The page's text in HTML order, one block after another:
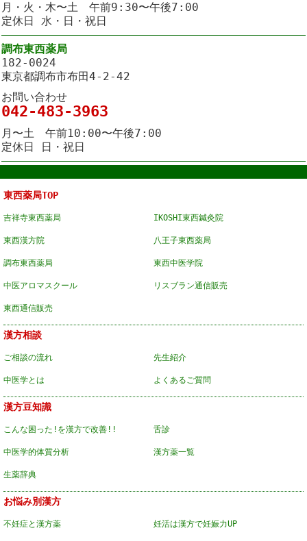
月・火・木〜土 午前9:30〜午後7:00
定休日 水・日・祝日
調布東西薬局
182-0024
東京都調布市布田4-2-42
お問い合わせ
042-483-3963
月〜土 午前10:00〜午後7:00
定休日 日・祝日
東西薬局TOP
吉祥寺東西薬局 IKOSHI東西鍼灸院
東西漢方院 八王子東西薬局
調布東西薬局 東西中医学院
中医アロマスクール リスブラン通信販売
東西通信販売
漢方相談
ご相談の流れ 先生紹介
中医学とは よくあるご質問
漢方豆知識
こんな困った!を漢方で改善!! 舌診
中医学的体質分析 漢方薬一覧
生薬辞典
お悩み別漢方
不妊症と漢方薬 妊活は漢方で妊娠力UP